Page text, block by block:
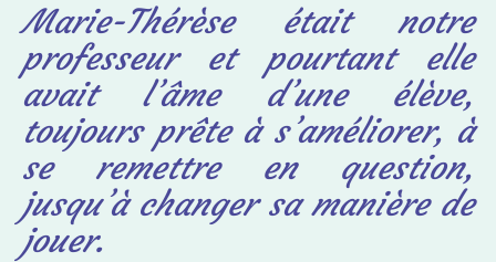
Marie-Thérèse était notre
professeur et pourtant elle
avait l’âme d’une élève,
toujours prête à s’améliorer, à
se remettre en question,
jusqu’à changer sa manière de
jouer.